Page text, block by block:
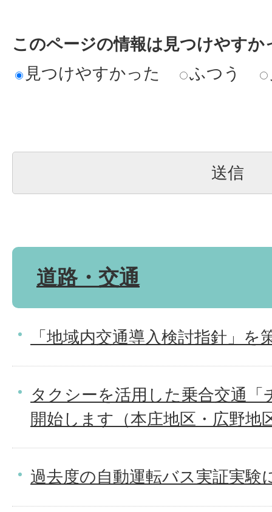
このページの情報は見つけやすか
見つけやすかった
ふつう
道路・交通
「地域内交通導入検討指針」を
タクシーを活用した乗合交通
開始します（本庄地区・広野地
過去度の自動運転バス実証実験